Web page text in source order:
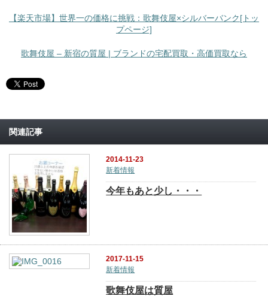
【楽天市場】世界一の価格に挑戦：歌舞伎屋×シルバーバンク[トッ
プページ]
歌舞伎屋 – 新宿の質屋 | ブランドの宅配買取・高価買取なら
関連記事
2014-11-23
新着情報
今年もあと少し・・・
2017-11-15
新着情報
歌舞伎屋は質屋